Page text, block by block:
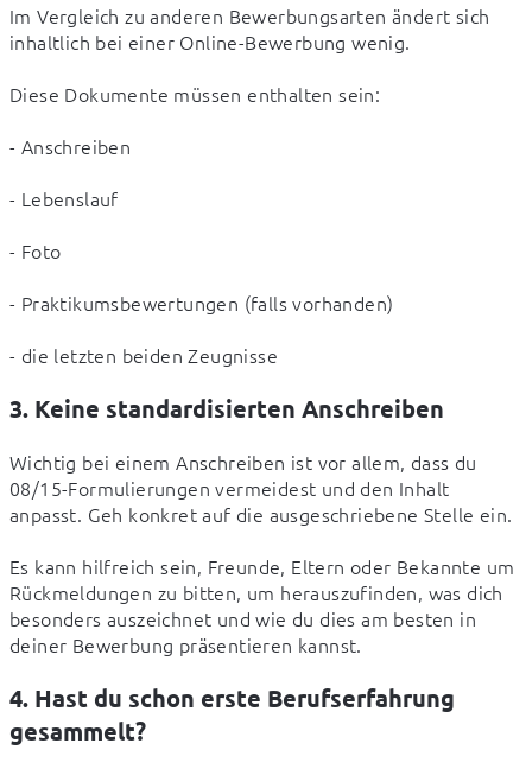
Im Vergleich zu anderen Bewerbungsarten ändert sich
inhaltlich bei einer Online-Bewerbung wenig.
Diese Dokumente müssen enthalten sein:
- Anschreiben
- Lebenslauf
- Foto
- Praktikumsbewertungen (falls vorhanden)
- die letzten beiden Zeugnisse
3. Keine standardisierten Anschreiben
Wichtig bei einem Anschreiben ist vor allem, dass du
08/15-Formulierungen vermeidest und den Inhalt
anpasst. Geh konkret auf die ausgeschriebene Stelle ein.
Es kann hilfreich sein, Freunde, Eltern oder Bekannte um
Rückmeldungen zu bitten, um herauszufinden, was dich
besonders auszeichnet und wie du dies am besten in
deiner Bewerbung präsentieren kannst.
4. Hast du schon erste Berufserfahrung
gesammelt?